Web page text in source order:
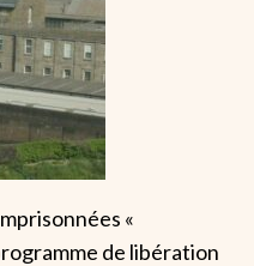
«
de libération